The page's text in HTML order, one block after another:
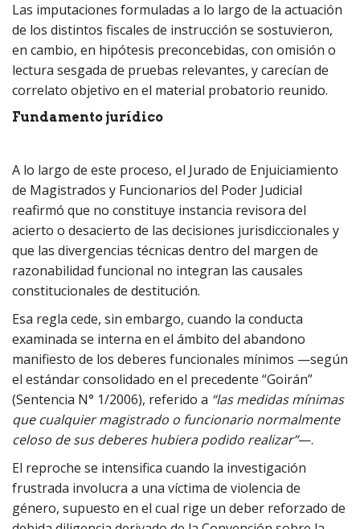
Las imputaciones formuladas a lo largo de la actuación
de los distintos fiscales de instrucción se sostuvieron,
en cambio, en hipótesis preconcebidas, con omisión o
lectura sesgada de pruebas relevantes, y carecían de
correlato objetivo en el material probatorio reunido.
Fundamento jurídico
A lo largo de este proceso, el Jurado de Enjuiciamiento
de Magistrados y Funcionarios del Poder Judicial
reafirmó que no constituye instancia revisora del
acierto o desacierto de las decisiones jurisdiccionales y
que las divergencias técnicas dentro del margen de
razonabilidad funcional no integran las causales
constitucionales de destitución.
Esa regla cede, sin embargo, cuando la conducta
examinada se interna en el ámbito del abandono
manifiesto de los deberes funcionales mínimos —según
el estándar consolidado en el precedente “Goirán”
(Sentencia N° 1/2006), referido a “las medidas mínimas
que cualquier magistrado o funcionario normalmente
celoso de sus deberes hubiera podido realizar”—.
El reproche se intensifica cuando la investigación
frustrada involucra a una víctima de violencia de
género, supuesto en el cual rige un deber reforzado de